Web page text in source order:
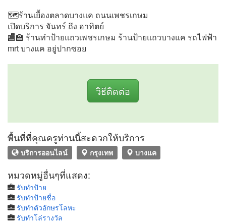
🗺️ร้านเยื้องตลาดบางแค ถนนเพชรเกษม
เปิดบริการ จันทร์ ถึง อาทิตย์
🏬🏫 ร้านทำป้ายแถวเพชรเกษม ร้านป้ายแถวบางแค รถไฟฟ้า
mrt บางแค อยู่ปากซอย
วิธีติดต่อ
พื้นที่ที่คุณครูท่านนี้สะดวกให้บริการ
บริการออนไลน์ กรุงเทพ บางแค
หมวดหมู่อื่นๆที่แสดง:
รับทำป้าย
รับทำป้ายชื่อ
รับทําตัวอักษรโลหะ
รับทําโล่รางวัล